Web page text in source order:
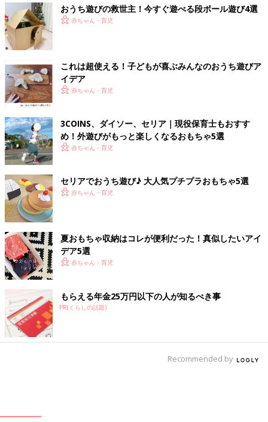
おうち遊びの救世主！今すぐ遊べる段ボール遊び4選
赤ちゃん・育児
これは超使える！子どもが喜ぶみんなのおうち遊びア
イデア
赤ちゃん・育児
3COINS、ダイソー、セリア｜現役保育士もおすす
め！外遊びがもっと楽しくなるおもちゃ5選
赤ちゃん・育児
セリアでおうち遊び♪ 大人気プチプラおもちゃ5選
赤ちゃん・育児
夏おもちゃ収納はコレが便利だった！真似したいアイ
デア5選
赤ちゃん・育児
もらえる年金25万円以下の人が知るべき事
PR(くらしの話題)
Recommended by